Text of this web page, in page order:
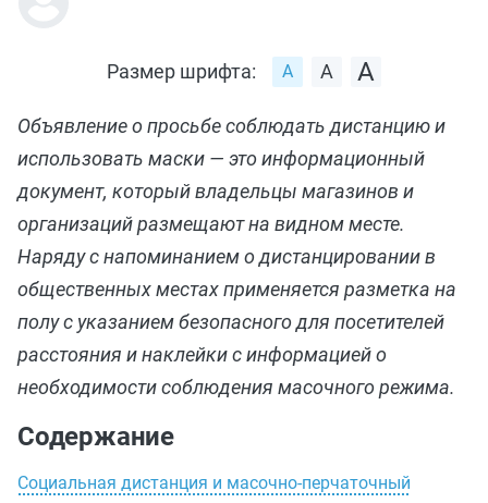
Размер шрифта:
Объявление о просьбе соблюдать дистанцию и
использовать маски — это информационный
документ, который владельцы магазинов и
организаций размещают на видном месте.
Наряду с напоминанием о дистанцировании в
общественных местах применяется разметка на
полу с указанием безопасного для посетителей
расстояния и наклейки с информацией о
необходимости соблюдения масочного режима.
Содержание
Социальная дистанция и масочно-перчаточный